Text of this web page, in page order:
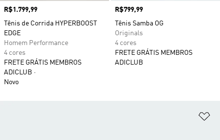
Preço
R$1.799,99
Tênis de Corrida HYPERBOOST
EDGE
Homem Performance
4 cores
FRETE GRÁTIS MEMBROS
ADICLUB
Novo
Preço
R$799,99
Tênis Samba OG
Originals
4 cores
FRETE GRÁTIS MEMBROS
ADICLUB